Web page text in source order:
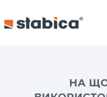
to
content
НА